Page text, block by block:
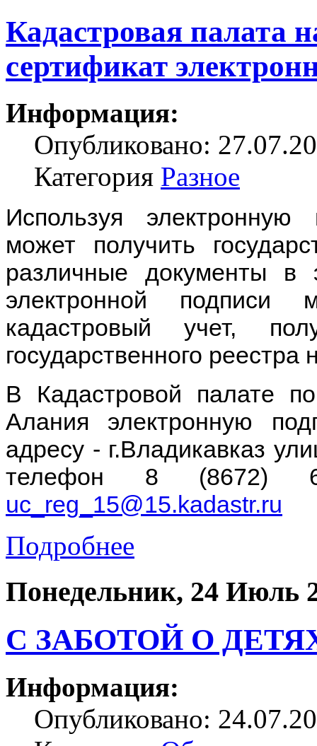
Кадастровая палата
сертификат
Информация:
Опубликовано:
Категория Разное
Используя
может получить
различные документы в
электронной подписи
кадастровый учет,
государственного реестра
В Кадастровой палате
Алания электронную
адресу - г.Владикавказ
телефон 8 (8672)
uc_reg_15@15.kadastr.ru
Подробнее
Понедельник, 24 Июль
С ЗАБОТОЙ О
Информация:
Опубликовано: